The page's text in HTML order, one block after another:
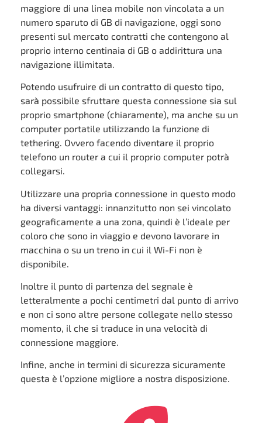
maggiore di una linea mobile non vincolata a un
numero sparuto di GB di navigazione, oggi sono
presenti sul mercato contratti che contengono al
proprio interno centinaia di GB o addirittura una
navigazione illimitata.
Potendo usufruire di un contratto di questo tipo,
sarà possibile sfruttare questa connessione sia sul
proprio smartphone (chiaramente), ma anche su un
computer portatile utilizzando la funzione di
tethering. Ovvero facendo diventare il proprio
telefono un router a cui il proprio computer potrà
collegarsi.
Utilizzare una propria connessione in questo modo
ha diversi vantaggi: innanzitutto non sei vincolato
geograficamente a una zona, quindi è l’ideale per
coloro che sono in viaggio e devono lavorare in
macchina o su un treno in cui il Wi-Fi non è
disponibile.
Inoltre il punto di partenza del segnale è
letteralmente a pochi centimetri dal punto di arrivo
e non ci sono altre persone collegate nello stesso
momento, il che si traduce in una velocità di
connessione maggiore.
Infine, anche in termini di sicurezza sicuramente
questa è l’opzione migliore a nostra disposizione.